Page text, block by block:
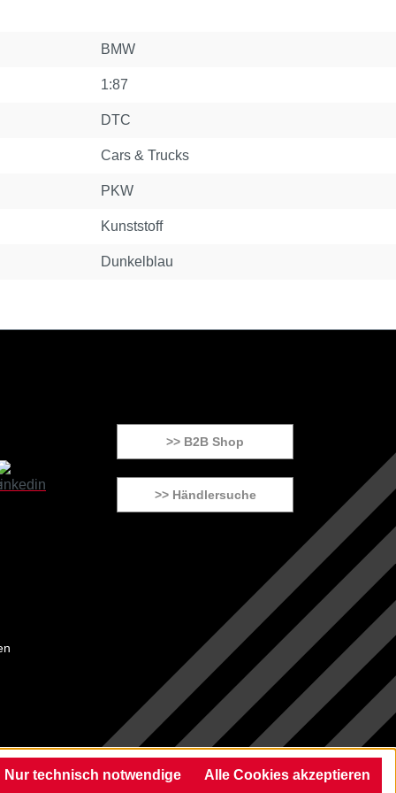
BMW
1:87
DTC
Cars & Trucks
PKW
Kunststoff
Dunkelblau
>> B2B Shop
>> Händlersuche
Nur technisch notwendige Alle Cookies akzeptieren